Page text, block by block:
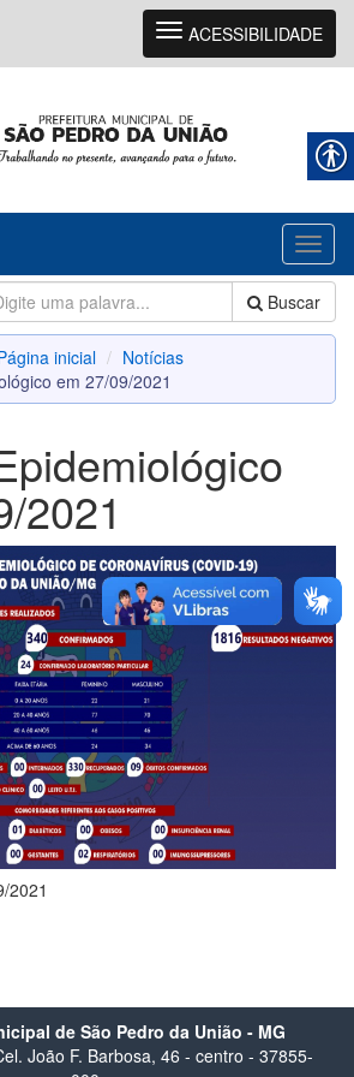
Navegação
ACESSIBILIDADE
Buscar
inicial
Notícias
em 27/09/2021
2021
2021
de São Pedro da União - MG
João F. Barbosa, 46 - centro - 37855-